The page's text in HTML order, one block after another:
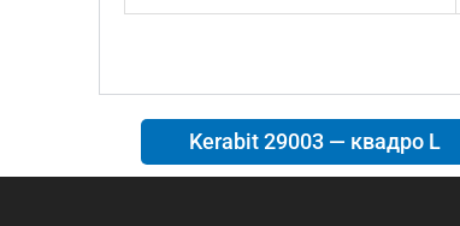
Kerabit 29003 — квадро L